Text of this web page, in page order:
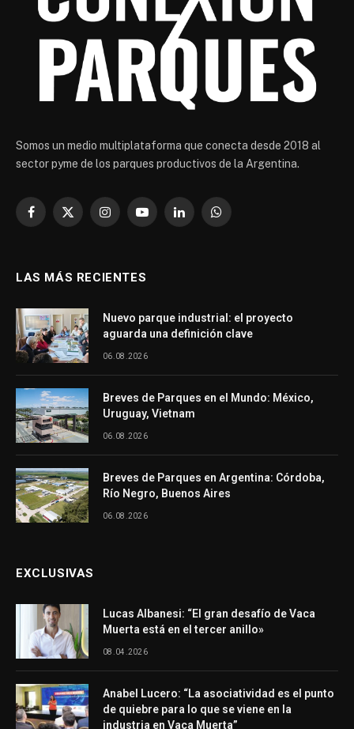
Somos un medio multiplataforma que conecta desde 2018 al
sector pyme de los parques productivos de la Argentina.
Facebook
X
InstagramYouTubeLinkedInWhatsApp
LAS MÁS RECIENTES
Nuevo parque industrial: el proyecto
aguarda una definición clave
06.08.2026
Breves de Parques en el Mundo: México,
Uruguay, Vietnam
06.08.2026
Breves de Parques en Argentina: Córdoba,
Río Negro, Buenos Aires
06.08.2026
EXCLUSIVAS
Lucas Albanesi: “El gran desafío de Vaca
Muerta está en el tercer anillo»
08.04.2026
Anabel Lucero: “La asociatividad es el punto
de quiebre para lo que se viene en la
industria en Vaca Muerta”